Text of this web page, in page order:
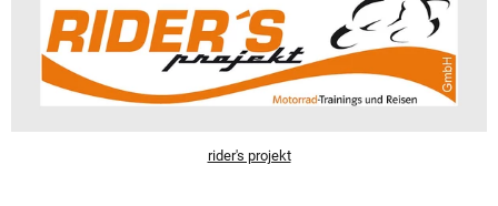
rider's projekt